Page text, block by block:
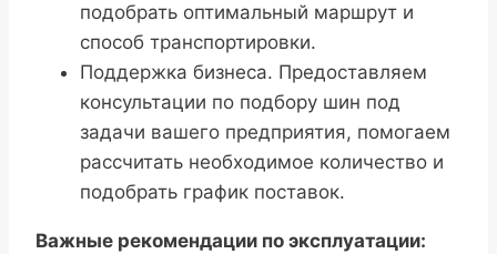
подобрать оптимальный маршрут и
способ транспортировки.
Поддержка бизнеса. Предоставляем
консультации по подбору шин под
задачи вашего предприятия, помогаем
рассчитать необходимое количество и
подобрать график поставок.
Важные рекомендации по эксплуатации: